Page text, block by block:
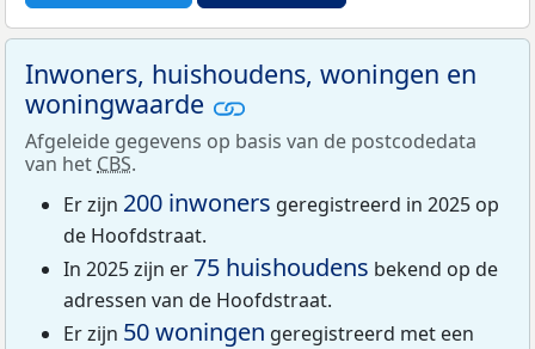
Inwoners, huishoudens, woningen en
woningwaarde
Afgeleide gegevens op basis van de postcodedata
van het CBS.
Er zijn 200 inwoners geregistreerd in 2025 op
de Hoofdstraat.
In 2025 zijn er75 huishoudens bekend op de
adressen van de Hoofdstraat.
Er zijn 50 woningen geregistreerd met een